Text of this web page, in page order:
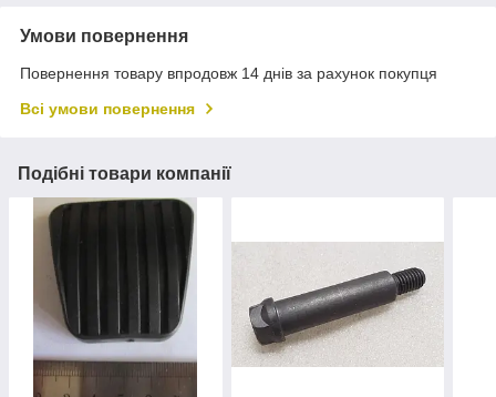
Умови повернення
Повернення товару впродовж 14 днів за рахунок покупця
Всі умови повернення
Подібні товари компанії